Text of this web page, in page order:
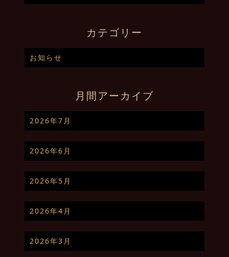
カテゴリー
お知らせ
月間アーカイブ
2026年7月
2026年6月
2026年5月
2026年4月
2026年3月